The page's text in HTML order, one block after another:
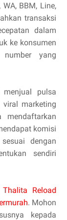
BBM, Line,
transaksi
dalam
ke konsumen
yang
pulsa
viral marketing
komisi
dengan
sendiri
Thalita Reload
. Mohon
kepada